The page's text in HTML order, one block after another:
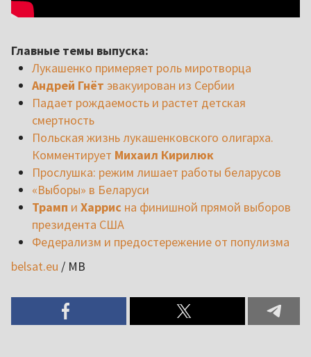
Главные темы выпуска:
Лукашенко примеряет роль миротворца
Андрей Гнёт эвакуирован из Сербии
Падает рождаемость и растет детская
смертность
Польская жизнь лукашенковского олигарха.
Комментирует Михаил Кирилюк
Прослушка: режим лишает работы беларусов
«Выборы» в Беларуси
Трамп и Харрис на финишной прямой выборов
президента США
Федерализм и предостережение от популизма
belsat.eu / МВ